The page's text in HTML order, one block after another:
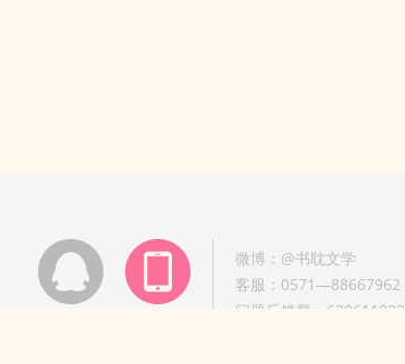
微博：@书耽文学
客服：0571—88667962
问题反馈群：630611933